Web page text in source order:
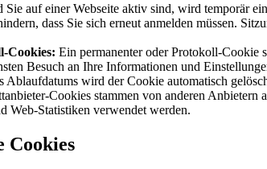
Sie auf einer Webseite aktiv sind, wird temporär
dass Sie sich erneut anmelden müssen.
Cookies: Ein permanenter oder Protokoll-Cookie
Besuch an Ihre Informationen und
Ablaufdatums wird der Cookie automatisch
Cookies stammen von anderen Anbietern
Web-Statistiken verwendet werden.
Cookies